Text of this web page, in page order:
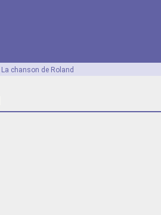
La chanson de Roland